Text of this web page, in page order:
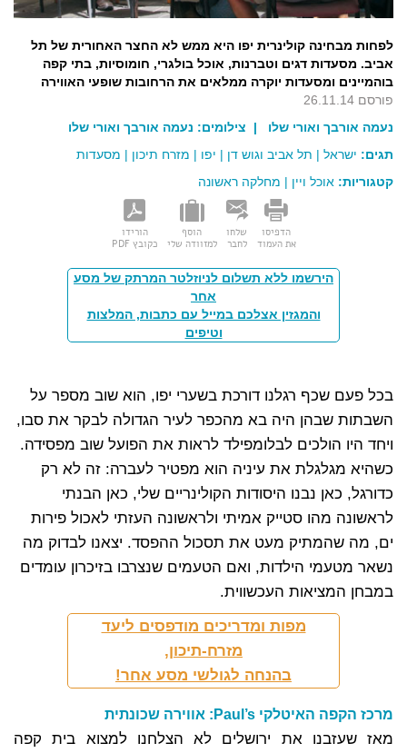
לפחות מבחינה קולינרית יפו היא ממש לא החצר האחורית של תל
אביב. מסעדות דגים וטברנות, אוכל בולגרי, חומוסיות, בתי קפה
בוהמיינים ומסעדות יוקרה ממלאים את הרחובות שופעי האווירה
פורסם 26.11.14
נעמה אורבך ואורי שלו
| צילומים: נעמה אורבך ואורי שלו
תגים: ישראל | תל אביב וגוש דן | יפו | מזרח תיכון | מסעדות
קטגוריות: אוכל ויין | מחלקה ראשונה
הדפיסו
את העמוד
שלחו
לחבר
הוסף
למזוודה שלי
הורידו
כקובץ PDF
הירשמו ללא תשלום לניוזלטר המרתק של מסע
אחר
והמגזין אצלכם במייל עם כתבות, המלצות
וטיפים
בכל פעם שכף רגלנו דורכת בשערי יפו, הוא שוב מספר על
השבתות שבהן היה בא מהכפר לעיר הגדולה לבקר את סבו,
ויחד היו הולכים לבלומפילד לראות את הפועל שוב מפסידה.
כשהיא מגלגלת את עיניה הוא מפטיר לעברה: זה לא רק
כדורגל, כאן נבנו היסודות הקולינריים שלי, כאן הבנתי
לראשונה מהו סטייק אמיתי ולראשונה העזתי לאכול פירות
ים, מה שהמתיק מעט את תסכול ההפסד. יצאנו לבדוק מה
נשאר מטעמי הילדות, ואם הטעמים שנצרבו בזיכרון עומדים
במבחן המציאות העכשווית.
מפות ומדריכים מודפסים ליעד
מזרח-תיכון,
בהנחה לגולשי מסע אחר!
מרכז הקפה האיטלקי Paul’s: אווירה שכונתית
מאז שעזבנו את ירושלים לא הצלחנו למצוא בית קפה